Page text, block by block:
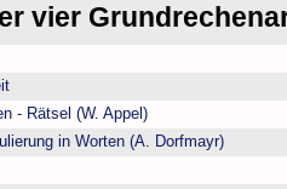
vier
- Rätsel (W. Appel)
in Worten (A. Dorfmayr)